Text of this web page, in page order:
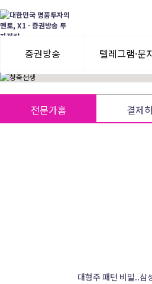
증권방송
수익률뽐내기
텔레그램·문
3일 무료체
수익률게임 최다1위 (2001년)
前 리딩투자증권 지점장 BEST CIC
전문가홈 결제
대형주 패턴 비밀..삼